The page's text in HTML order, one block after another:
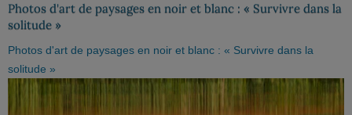
Photos d'art de paysages en noir et blanc : « Survivre dans la
solitude »
Photos d'art de paysages en noir et blanc : « Survivre dans la
solitude »